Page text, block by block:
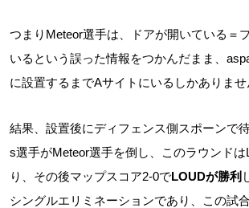
つまりMeteor選手は、ドアが開いている＝
いるという誤った情報をつかんだまま、
に設置するまでAサイトにいるしかありませ
結果、設置後にディフェンス側スポーンで
s選手がMeteor選手を倒し、このラウンドは
り、その後マップスコア2-0でLOUDが勝利
シングルエリミネーションであり、この試